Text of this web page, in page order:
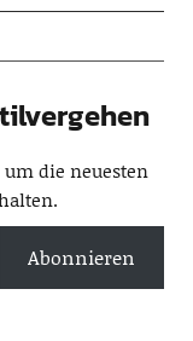
die neuesten
Abonnieren